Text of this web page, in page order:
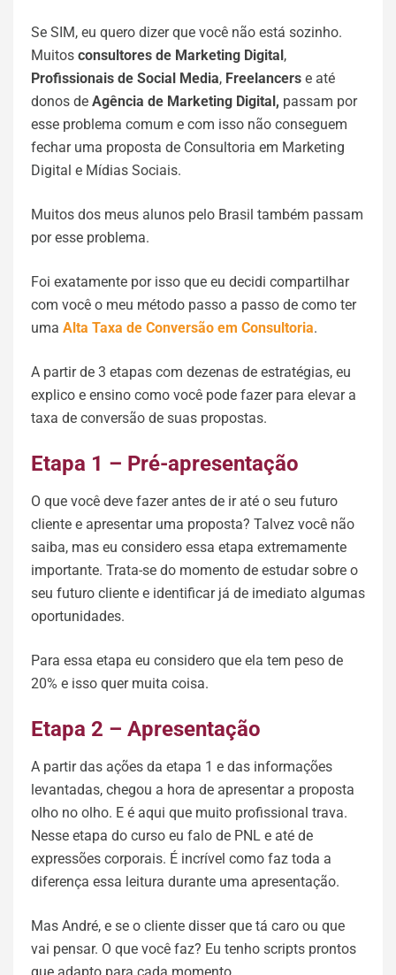
Se SIM, eu quero dizer que você não está sozinho.
Muitos consultores de Marketing Digital,
Profissionais de Social Media, Freelancers e até
donos de Agência de Marketing Digital, passam por
esse problema comum e com isso não conseguem
fechar uma proposta de Consultoria em Marketing
Digital e Mídias Sociais.
Muitos dos meus alunos pelo Brasil também passam
por esse problema.
Foi exatamente por isso que eu decidi compartilhar
com você o meu método passo a passo de como ter
uma Alta Taxa de Conversão em Consultoria.
A partir de 3 etapas com dezenas de estratégias, eu
explico e ensino como você pode fazer para elevar a
taxa de conversão de suas propostas.
Etapa 1 – Pré-apresentação
O que você deve fazer antes de ir até o seu futuro
cliente e apresentar uma proposta? Talvez você não
saiba, mas eu considero essa etapa extremamente
importante. Trata-se do momento de estudar sobre o
seu futuro cliente e identificar já de imediato algumas
oportunidades.
Para essa etapa eu considero que ela tem peso de
20% e isso quer muita coisa.
Etapa 2 – Apresentação
A partir das ações da etapa 1 e das informações
levantadas, chegou a hora de apresentar a proposta
olho no olho. E é aqui que muito profissional trava.
Nesse etapa do curso eu falo de PNL e até de
expressões corporais. É incrível como faz toda a
diferença essa leitura durante uma apresentação.
Mas André, e se o cliente disser que tá caro ou que
vai pensar. O que você faz? Eu tenho scripts prontos